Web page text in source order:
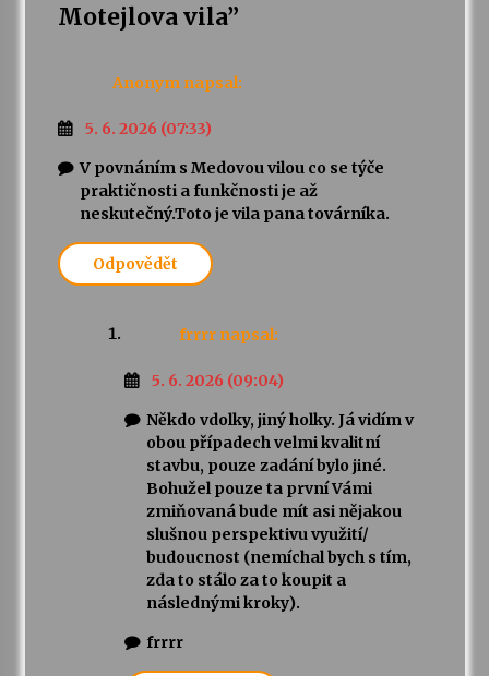
Motejlova vila”
Anonym napsal:
5. 6. 2026 (07:33)
V povnáním s Medovou vilou co se týče
praktičnosti a funkčnosti je až
neskutečný.Toto je vila pana továrníka.
Odpovědět
frrrr napsal:
5. 6. 2026 (09:04)
Někdo vdolky, jiný holky. Já vidím v
obou případech velmi kvalitní
stavbu, pouze zadání bylo jiné.
Bohužel pouze ta první Vámi
zmiňovaná bude mít asi nějakou
slušnou perspektivu využití/
budoucnost (nemíchal bych s tím,
zda to stálo za to koupit a
následnými kroky).
frrrr